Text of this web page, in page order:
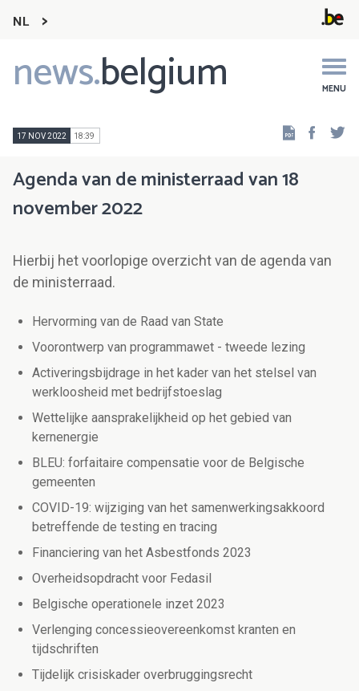
NL
news.belgium MENU
Main
navigation
17 NOV 2022 18:39
Agenda van de ministerraad van 18
november 2022
Hierbij het voorlopige overzicht van de agenda van
de ministerraad.
Hervorming van de Raad van State
Voorontwerp van programmawet - tweede lezing
Activeringsbijdrage in het kader van het stelsel van
werkloosheid met bedrijfstoeslag
Wettelijke aansprakelijkheid op het gebied van
kernenergie
BLEU: forfaitaire compensatie voor de Belgische
gemeenten
COVID-19: wijziging van het samenwerkingsakkoord
betreffende de testing en tracing
Financiering van het Asbestfonds 2023
Overheidsopdracht voor Fedasil
Belgische operationele inzet 2023
Verlenging concessieovereenkomst kranten en
tijdschriften
Tijdelijk crisiskader overbruggingsrecht